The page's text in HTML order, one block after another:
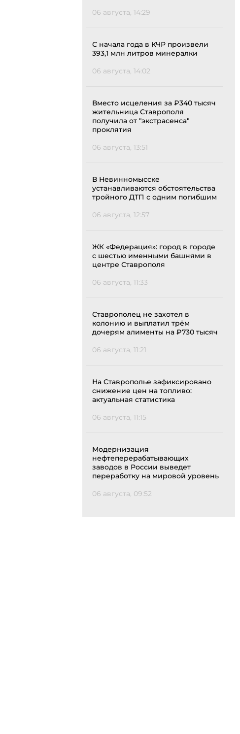
06 августа, 14:29
С начала года в КЧР произвели
393,1 млн литров минералки
06 августа, 14:02
Вместо исцеления за ₽340 тысяч
жительница Ставрополя
получила от "экстрасенса"
проклятия
06 августа, 13:51
В Невинномысске
устанавливаются обстоятельства
тройного ДТП с одним погибшим
06 августа, 12:57
ЖК «Федерация»: город в городе
с шестью именными башнями в
центре Ставрополя
06 августа, 11:33
Ставрополец не захотел в
колонию и выплатил трём
дочерям алименты на ₽730 тысяч
06 августа, 11:21
На Ставрополье зафиксировано
снижение цен на топливо:
актуальная статистика
06 августа, 11:15
Модернизация
нефтеперерабатывающих
заводов в России выведет
переработку на мировой уровень
06 августа, 09:52